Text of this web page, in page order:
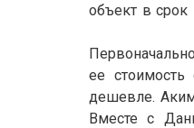
объект в срок
ее
дешевле. Аким
Вместе с